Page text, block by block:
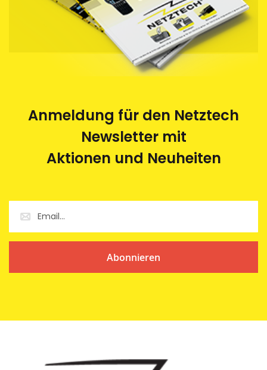
Anmeldung für den Netztech
Newsletter mit
Aktionen und Neuheiten
Abonnieren